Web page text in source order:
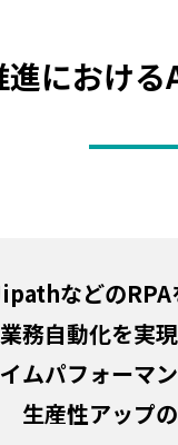
進における
などのRPA
業務自動化を実現
ムパフォーマ
生産性アップ